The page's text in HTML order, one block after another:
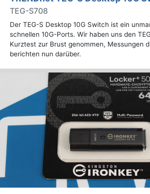
TEG-S708
Der TEG-S Desktop 10G Switch ist ein
schnellen 10G-Ports. Wir haben uns den
Kurztest zur Brust genommen, Messungen
berichten nun darüber.